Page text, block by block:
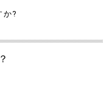
か?